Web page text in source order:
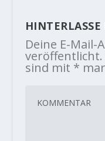
Deine E-Mail-
veröffentlicht.
sind mit *